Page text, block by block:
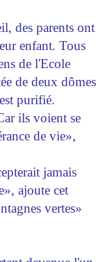
des parents ont
enfant. Tous
de l'Ecole
de deux dômes
purifié.
ils voient se
de vie»,
jamais
ajoute cet
vertes»